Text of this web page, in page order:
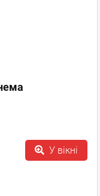
У вікні